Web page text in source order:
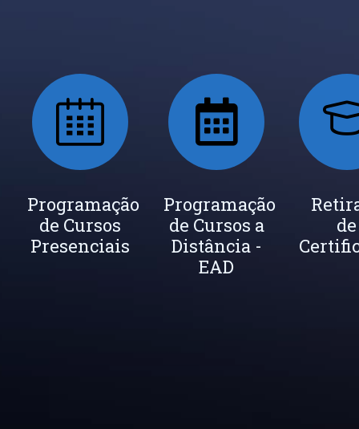
Seja um
Instrutor
Inscrição
Newsletter
Programação
de Cursos
Presenciais
Programação
de Cursos a
Distância -
EAD
de